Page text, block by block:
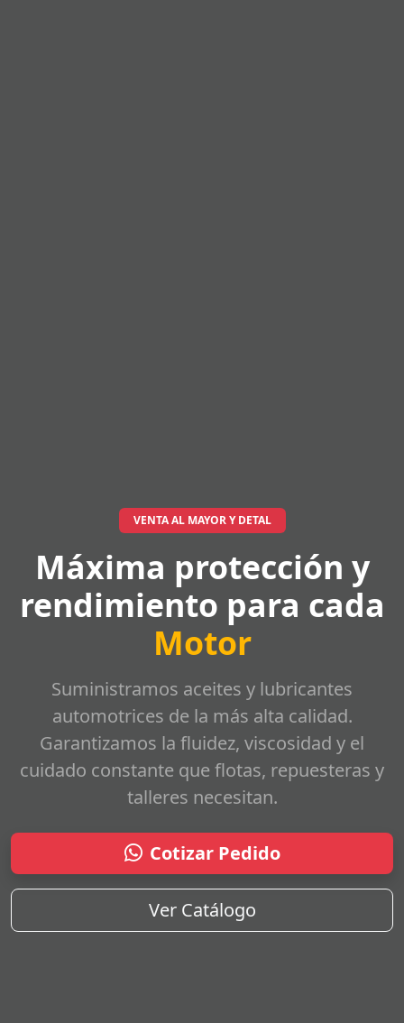
VENTA AL MAYOR Y DETAL
Máxima protección y
rendimiento para cada
Motor
Suministramos aceites y lubricantes
automotrices de la más alta calidad.
Garantizamos la fluidez, viscosidad y el
cuidado constante que flotas, repuesteras y
talleres necesitan.
Cotizar Pedido
Ver Catálogo